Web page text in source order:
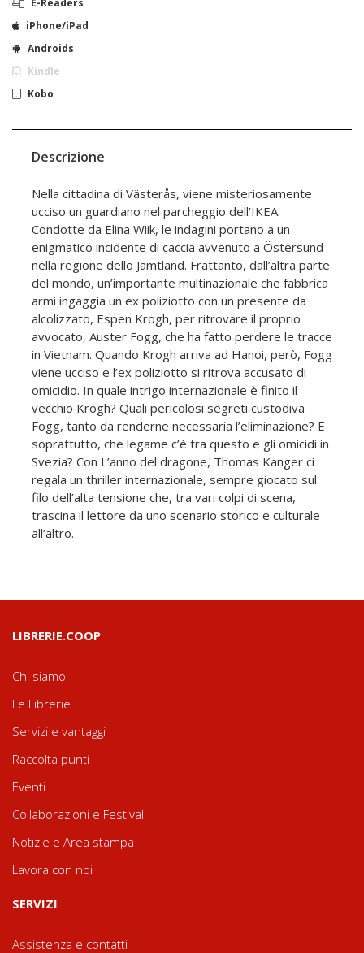
iPhone/iPad
Androids
Kindle
Kobo
Descrizione
Nella cittadina di Västerås, viene misteriosamente
ucciso un guardiano nel parcheggio dell’IKEA.
Condotte da Elina Wiik, le indagini portano a un
enigmatico incidente di caccia avvenuto a Östersund
nella regione dello Jämtland. Frattanto, dall’altra parte
del mondo, un’importante multinazionale che fabbrica
armi ingaggia un ex poliziotto con un presente da
alcolizzato, Espen Krogh, per ritrovare il proprio
avvocato, Auster Fogg, che ha fatto perdere le tracce
in Vietnam. Quando Krogh arriva ad Hanoi, però, Fogg
viene ucciso e l’ex poliziotto si ritrova accusato di
omicidio. In quale intrigo internazionale è finito il
vecchio Krogh? Quali pericolosi segreti custodiva
Fogg, tanto da renderne necessaria l’eliminazione? E
soprattutto, che legame c’è tra questo e gli omicidi in
Svezia? Con L’anno del dragone, Thomas Kanger ci
regala un thriller internazionale, sempre giocato sul
filo dell’alta tensione che, tra vari colpi di scena,
trascina il lettore da uno scenario storico e culturale
all’altro.
LIBRERIE.COOP
Chi siamo
Le Librerie
Servizi e vantaggi
Raccolta punti
Eventi
Collaborazioni e Festival
Notizie e Area stampa
Lavora con noi
SERVIZI
Assistenza e contatti